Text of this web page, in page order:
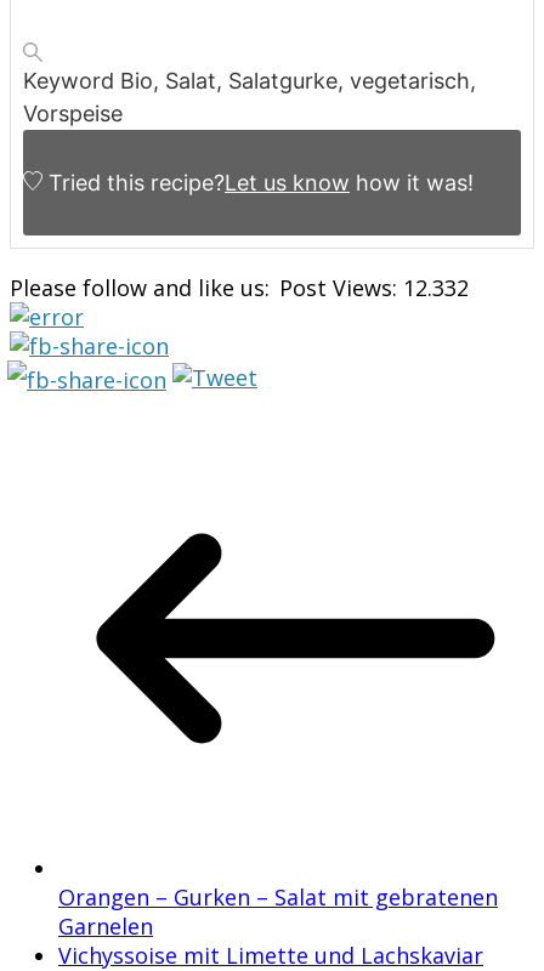
Keyword Bio, Salat, Salatgurke, vegetarisch,
Vorspeise
Tried this recipe?Let us know how it was!
Please follow and like us: Post Views: 12.332
Orangen – Gurken – Salat mit gebratenen
Garnelen
Vichyssoise mit Limette und Lachskaviar